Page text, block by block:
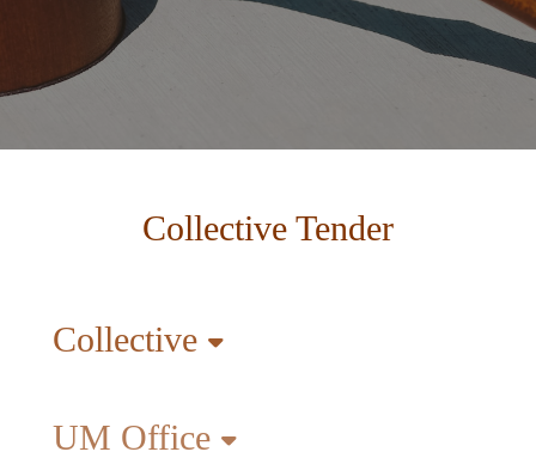
Collective Tender
Collective
UM Office